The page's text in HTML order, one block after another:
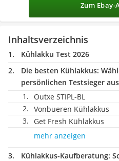
Zum Ebay-
Inhaltsverzeichnis
Kühlakku Test 2026
Die besten Kühlakkus:
persönlichen Testsieger
Outxe ‎STIPL-BL
Vonbueren Kühlakkus
Get Fresh Kühlakkus
mehr anzeigen
Kühlakkus-Kaufberatung: